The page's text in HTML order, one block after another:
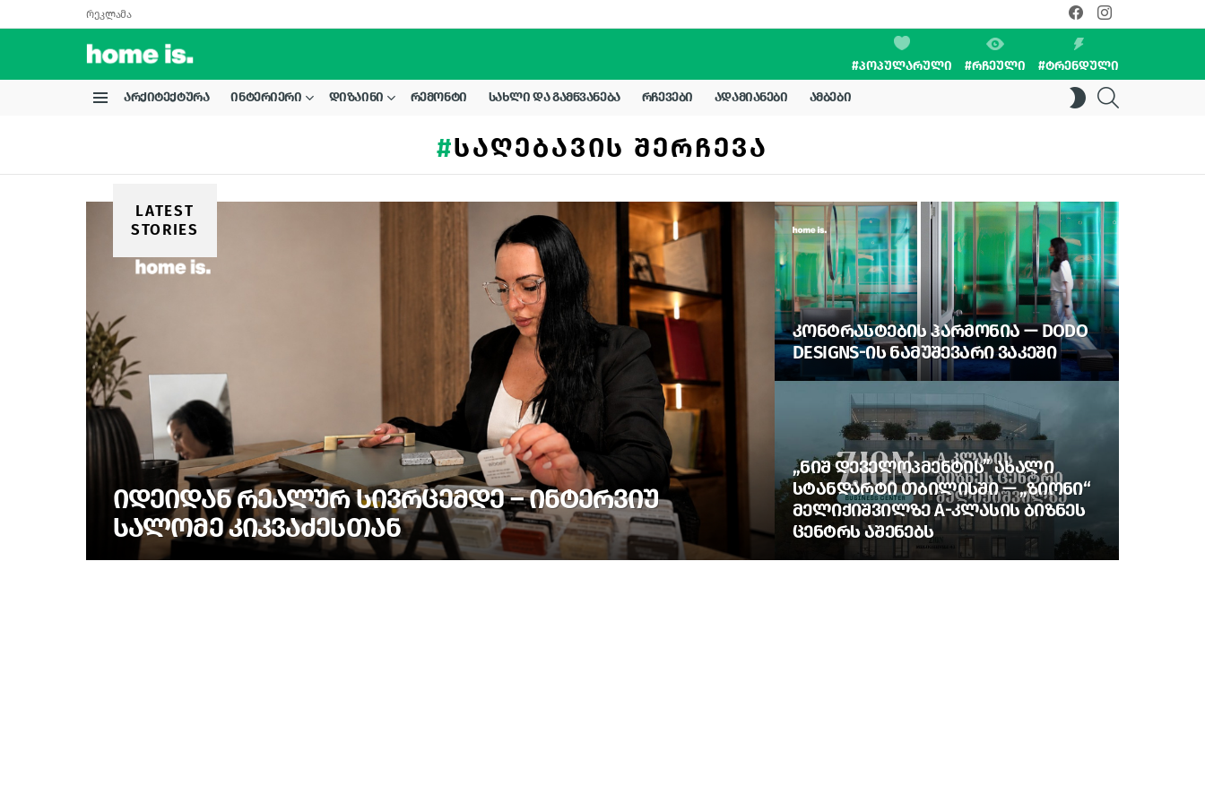
რეკლამა
facebookinstagram
#ᲞᲝᲞᲣᲚᲐᲠᲣᲚᲘ #ᲠᲩᲔᲣᲚᲘ #ᲢᲠᲔᲜᲓᲣᲚᲘ
ᲐᲠᲥᲘᲢᲔᲥᲢᲣᲠᲐ ᲘᲜᲢᲔᲠᲘᲔᲠᲘ ᲓᲘᲖᲐᲘᲜᲘ ᲠᲔᲛᲝᲜᲢᲘ ᲡᲐᲮᲚᲘ ᲓᲐ ᲒᲐᲛᲬᲕᲐᲜᲔᲑᲐ ᲠᲩᲔᲕᲔᲑᲘ ᲐᲓᲐᲛᲘᲐᲜᲔᲑᲘ ᲐᲛᲑᲔᲑᲘ
SWITCH
SKIN
ᲡᲐᲦᲔᲑᲐᲕᲘᲡ ᲨᲔᲠᲩᲔᲕᲐ
LATEST
STORIES
ᲘᲓᲔᲘᲓᲐᲜ ᲠᲔᲐᲚᲣᲠ ᲡᲘᲕᲠᲪᲔᲛᲓᲔ – ᲘᲜᲢᲔᲠᲕᲘᲣ
ᲡᲐᲚᲝᲛᲔ ᲙᲘᲙᲕᲐᲫᲔᲡᲗᲐᲜ
ᲙᲝᲜᲢᲠᲐᲡᲢᲔᲑᲘᲡ ᲰᲐᲠᲛᲝᲜᲘᲐ — DODO
DESIGNS-ᲘᲡ ᲜᲐᲛᲣᲨᲔᲕᲐᲠᲘ ᲕᲐᲙᲔᲨᲘ
„ᲜᲘᲨ ᲓᲔᲕᲔᲚᲝᲞᲛᲔᲜᲢᲘᲡ” ᲐᲮᲐᲚᲘ
ᲡᲢᲐᲜᲓᲐᲠᲢᲘ ᲗᲑᲘᲚᲘᲡᲨᲘ — „ᲖᲘᲝᲜᲘ“
ᲛᲔᲚᲘᲥᲘᲨᲕᲘᲚᲖᲔ A-ᲙᲚᲐᲡᲘᲡ ᲑᲘᲖᲜᲔᲡ
ᲪᲔᲜᲢᲠᲡ ᲐᲨᲔᲜᲔᲑᲡ